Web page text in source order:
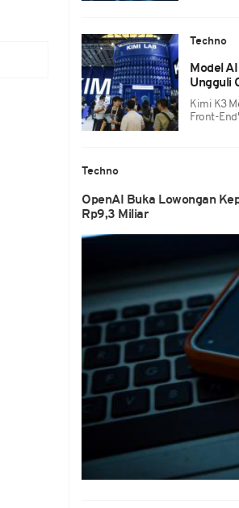
Techno
Model
Ungguli
Kimi K3
Front-
Techno
OpenAI Buka Lowongan
Rp9,3 Miliar